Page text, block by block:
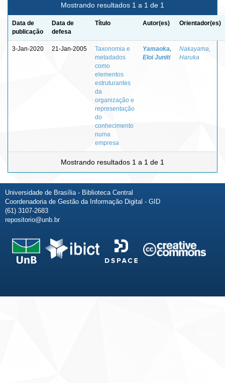
Mostrando resultados 1 a 1 de 1
Data de
publicação
Data de
defesa
Título Autor(es) Orientador(es)
3-Jan-2020 21-Jan-2005
Taxonomia e
metadados
como
elementos
estruturantes
da
organização e
representação
do
conhecimento
numa
empresa
Yamaoka,
Eloi Juniti
Nakayama,
Haruka
Mostrando resultados 1 a 1 de 1
Universidade de Brasília - Biblioteca Central
Coordenadoria de Gestão da Informação Digital - GID
(61) 3107-2683
repositorio@unb.br